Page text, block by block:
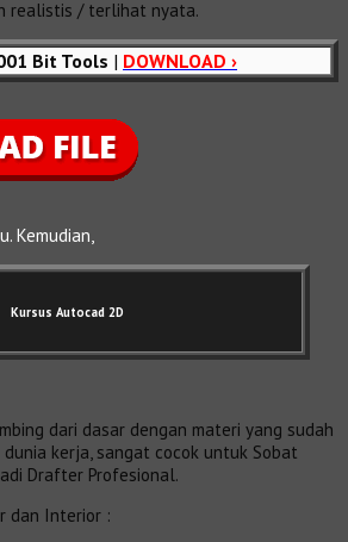
realistis / terlihat nyata.
Bit Tools | DOWNLOAD ›
Kemudian,
Kursus Autocad 2D
dari dasar dengan materi yang sudah
kerja, sangat cocok untuk Sobat
Drafter Profesional.
dan Interior :